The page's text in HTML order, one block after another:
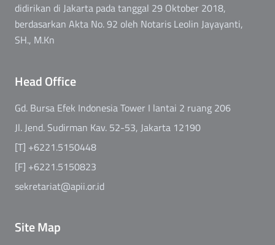
didirikan di Jakarta pada tanggal 29 Oktober 2018,
berdasarkan Akta No. 92 oleh Notaris Leolin Jayayanti,
SH., M.Kn
Head Office
Gd. Bursa Efek Indonesia Tower I lantai 2 ruang 206
Jl. Jend. Sudirman Kav. 52-53, Jakarta 12190
[T] +6221.5150448
[F] +6221.5150823
sekretariat@apii.or.id
Site Map